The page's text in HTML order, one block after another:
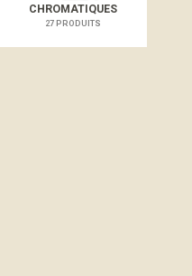
CHROMATIQUES
27 PRODUITS